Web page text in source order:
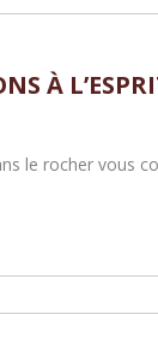
À
le rocher vous